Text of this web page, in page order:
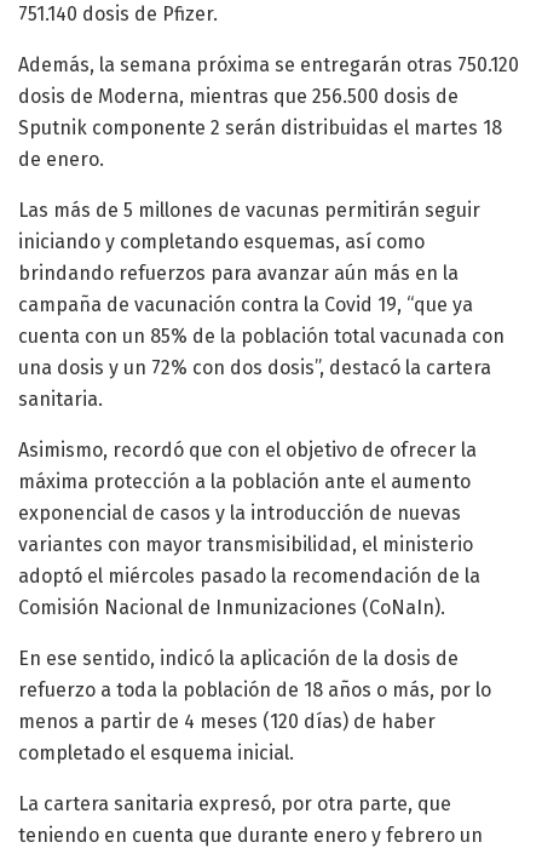
751.140 dosis de Pfizer.
Además, la semana próxima se entregarán otras 750.120
dosis de Moderna, mientras que 256.500 dosis de
Sputnik componente 2 serán distribuidas el martes 18
de enero.
Las más de 5 millones de vacunas permitirán seguir
iniciando y completando esquemas, así como
brindando refuerzos para avanzar aún más en la
campaña de vacunación contra la Covid 19, “que ya
cuenta con un 85% de la población total vacunada con
una dosis y un 72% con dos dosis”, destacó la cartera
sanitaria.
Asimismo, recordó que con el objetivo de ofrecer la
máxima protección a la población ante el aumento
exponencial de casos y la introducción de nuevas
variantes con mayor transmisibilidad, el ministerio
adoptó el miércoles pasado la recomendación de la
Comisión Nacional de Inmunizaciones (CoNaIn).
En ese sentido, indicó la aplicación de la dosis de
refuerzo a toda la población de 18 años o más, por lo
menos a partir de 4 meses (120 días) de haber
completado el esquema inicial.
La cartera sanitaria expresó, por otra parte, que
teniendo en cuenta que durante enero y febrero un